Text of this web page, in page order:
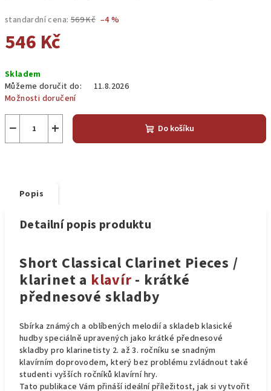
standardní cena: 569 Kč –4 %
546 Kč
cena:
Skladem
Můžeme doručit do:
11.8.2026
Možnosti doručení
+
− Do košíku
Popis
Detailní popis produktu
Short Classical Clarinet Pieces /
klarinet a klavír - krátké
přednesové skladby
Sbírka známých a oblíbených melodií a skladeb klasické
hudby speciálně upravených jako krátké přednesové
skladby pro klarinetisty 2. až 3. ročníku se snadným
klavírním doprovodem, který bez problému zvládnout také
studenti vyšších ročníků klavírní hry.
Tato publikace Vám přináší ideální příležitost, jak si vytvořit